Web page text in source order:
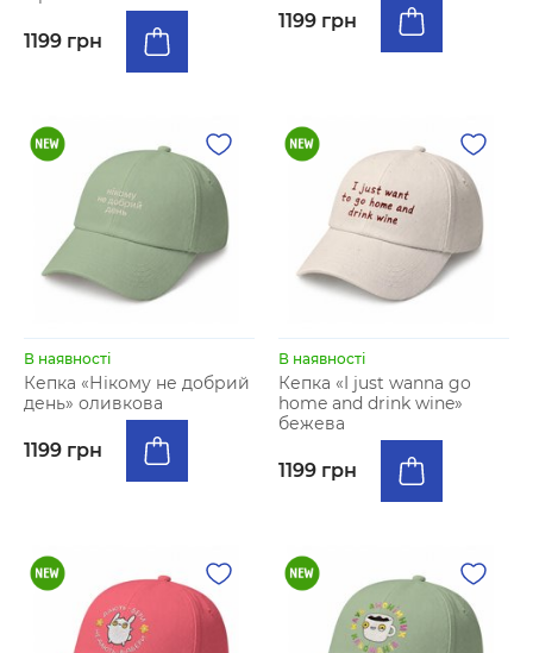
1199 грн
1199 грн
В наявності
Кепка «Нікому не добрий
день» оливкова
1199 грн
В наявності
Кепка «I just wanna go
home and drink wine»
бежева
1199 грн